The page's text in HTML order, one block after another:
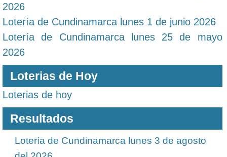
2026
Lotería de Cundinamarca lunes 1 de junio 2026
Lotería de Cundinamarca lunes 25 de mayo
2026
Loterias de Hoy
Loterias de hoy
Resultados
Lotería de Cundinamarca lunes 3 de agosto